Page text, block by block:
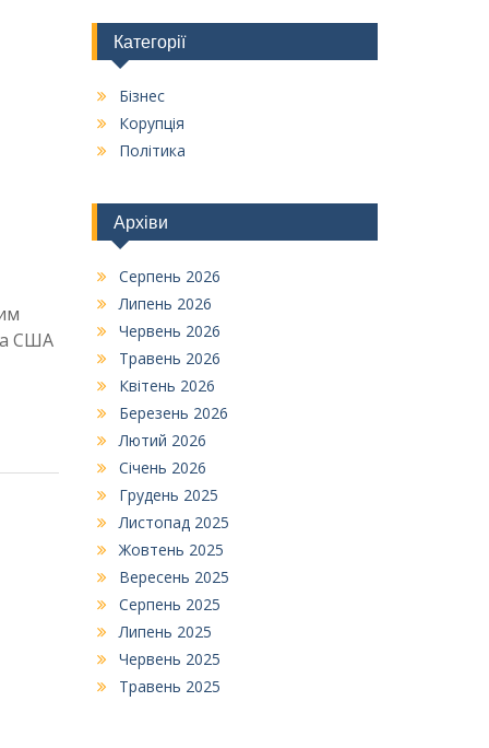
США
Категорії
Бізнес
Корупція
Політика
Архіви
Серпень 2026
Липень 2026
Червень 2026
Травень 2026
Квітень 2026
Березень 2026
Лютий 2026
Січень 2026
Грудень 2025
Листопад 2025
Жовтень 2025
Вересень 2025
Серпень 2025
Липень 2025
Червень 2025
Травень 2025